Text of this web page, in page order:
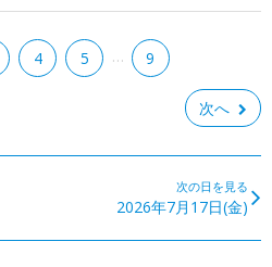
4 5 … 9
次へ
次の日を見る
2026年7月17日(金)